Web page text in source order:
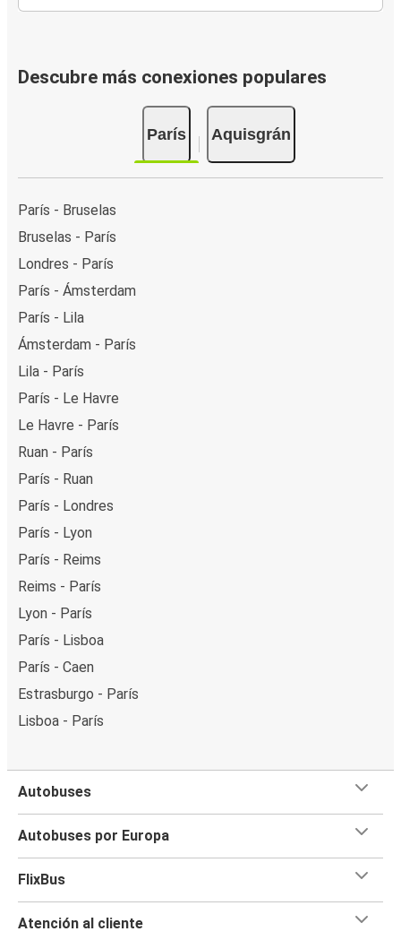
Descubre más conexiones populares
París Aquisgrán
París - Bruselas
Bruselas - París
Londres - París
París - Ámsterdam
París - Lila
Ámsterdam - París
Lila - París
París - Le Havre
Le Havre - París
Ruan - París
París - Ruan
París - Londres
París - Lyon
París - Reims
Reims - París
Lyon - París
París - Lisboa
París - Caen
Estrasburgo - París
Lisboa - París
Autobuses
Autobuses por Europa
FlixBus
Atención al cliente